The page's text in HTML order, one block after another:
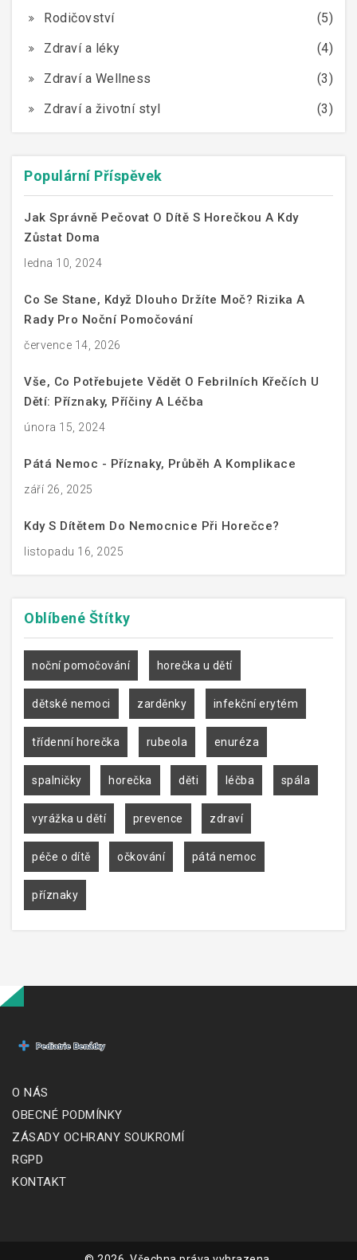
Rodičovství
(5)
Zdraví a léky
(4)
Zdraví a Wellness
(3)
Zdraví a životní styl
(3)
Populární Příspěvek
Jak Správně Pečovat O Dítě S Horečkou A Kdy
Zůstat Doma
ledna 10, 2024
Co Se Stane, Když Dlouho Držíte Moč? Rizika A
Rady Pro Noční Pomočování
července 14, 2026
Vše, Co Potřebujete Vědět O Febrilních Křečích U
Dětí: Příznaky, Příčiny A Léčba
února 15, 2024
Pátá Nemoc - Příznaky, Průběh A Komplikace
září 26, 2025
Kdy S Dítětem Do Nemocnice Při Horečce?
listopadu 16, 2025
Oblíbené Štítky
noční pomočování horečka u dětí
dětské nemoci zarděnky infekční erytém
třídenní horečka rubeola enuréza
spalničky horečka děti léčba spála
vyrážka u dětí prevence zdraví
péče o dítě očkování pátá nemoc
příznaky
O NÁS
OBECNÉ PODMÍNKY
ZÁSADY OCHRANY SOUKROMÍ
RGPD
KONTAKT